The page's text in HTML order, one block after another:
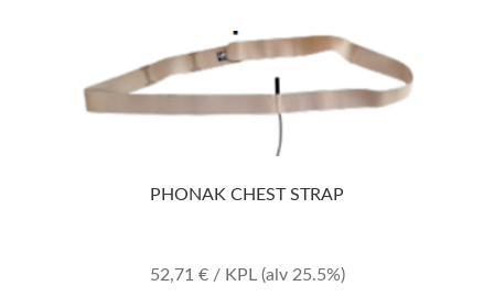
PHONAK CHEST STRAP
52,71 €/ KPL (alv 25.5%)